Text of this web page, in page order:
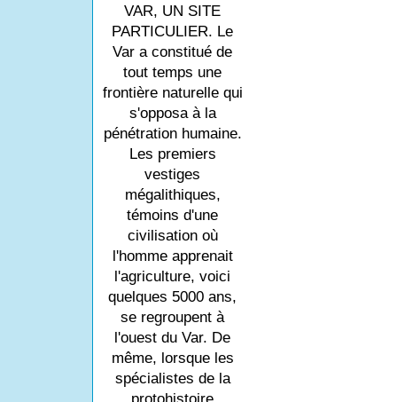
VAR, UN SITE
PARTICULIER. Le
Var a constitué de
tout temps une
frontière naturelle qui
s'opposa à la
pénétration humaine.
Les premiers
vestiges
mégalithiques,
témoins d'une
civilisation où
l'homme apprenait
l'agriculture, voici
quelques 5000 ans,
se regroupent à
l'ouest du Var. De
même, lorsque les
spécialistes de la